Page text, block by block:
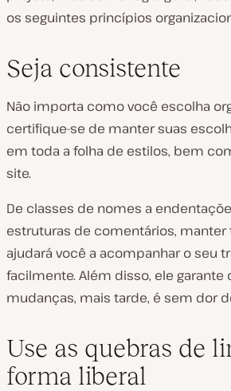
i
r
v
e
o
os seguintes princípios
Seja consistente
Não importa como você escolha
certifique-se de manter suas
em toda a folha de estilos, bem
site.
De classes de nomes a
estruturas de comentários,
ajudará você a acompanhar o seu
facilmente. Além disso, ele garante
mudanças, mais tarde, é sem dor
Use as quebras de
forma liberal